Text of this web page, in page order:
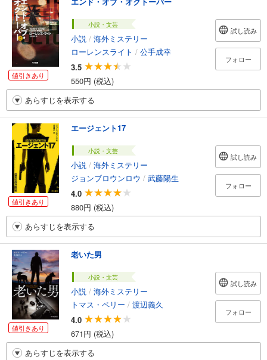
値引きあり
小説・文芸
小説 / 海外ミステリー
ローレンスライト / 公手成幸
3.5
550円 (税込)
試し読み
フォロー
あらすじを表示する
値引きあり
エージェント17
小説・文芸
小説 / 海外ミステリー
ジョンブロウンロウ / 武藤陽生
4.0
880円 (税込)
試し読み
フォロー
あらすじを表示する
値引きあり
老いた男
小説・文芸
小説 / 海外ミステリー
トマス・ペリー / 渡辺義久
4.0
671円 (税込)
試し読み
フォロー
あらすじを表示する